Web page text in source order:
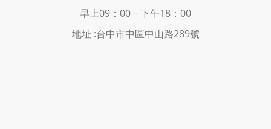
早上09：00－下午18：00
地址 :台中市中區中山路289號